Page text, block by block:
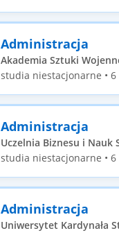
Administracja
Akademia Sztuki
studia niestacjonarne •
Administracja
Uczelnia Biznesu i Nauk
studia niestacjonarne •
Administracja
Uniwersytet Kardynała